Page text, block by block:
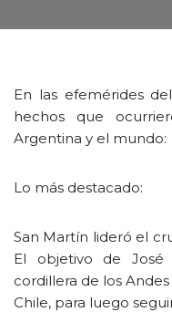
En las efemérides
hechos que
Argentina y el mundo:
Lo más destacado:
San Martín lideró el
El objetivo de
cordillera de los
Chile, para luego